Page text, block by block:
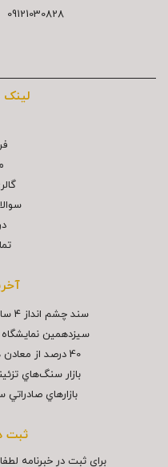
09121030828 | | |
سند چشم انداز ۴ ساله صادرات صنعت سنگ...
سیزدهمین
40 درصد از معادن همدان تعطيل و مابقي...
بازار سنگ‌هاي
بازارهاي
ثبت
برای ثبت در خبرنامه